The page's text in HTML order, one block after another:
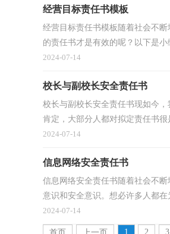
经营目标责任书模板
经营目标责任书模板随着社会不
的责任书才是有效的呢？以下是
2024-07-14
校长与副校长安全责任书
校长与副校长安全责任书现如今
肯定，大部分人都对拟定责任书
2024-07-14
信息网络安全责任书
信息网络安全责任书随着社会不
意识和安全意识。想必许多人都
2024-07-14
1 2 3